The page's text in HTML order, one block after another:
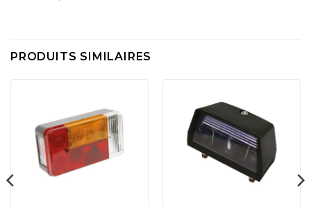
PRODUITS SIMILAIRES